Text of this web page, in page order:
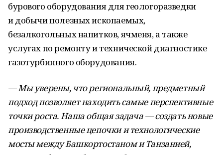
бурового оборудования для геологоразведки
и добычи полезных ископаемых,
безалкогольных напитков, ячменя, а также
услугах по ремонту и технической диагностике
газотурбинного оборудования.
— Мы уверены, что региональный, предметный
подход позволяет находить самые перспективные
точки роста. Наша общая задача — создать новые
производственные цепочки и технологические
мосты между Башкортостаном и Танзанией,